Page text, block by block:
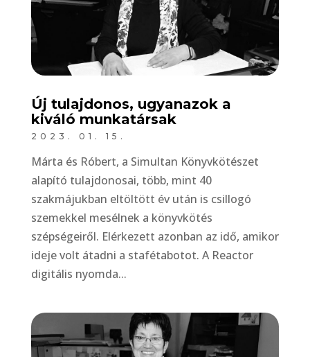
Új tulajdonos, ugyanazok a
kiváló munkatársak
2023. 01. 15.
Márta és Róbert, a Simultan Könyvkötészet
alapító tulajdonosai, több, mint 40
szakmájukban eltöltött év után is csillogó
szemekkel mesélnek a könyvkötés
szépségeiről. Elérkezett azonban az idő, amikor
ideje volt átadni a stafétabotot. A Reactor
digitális nyomda...